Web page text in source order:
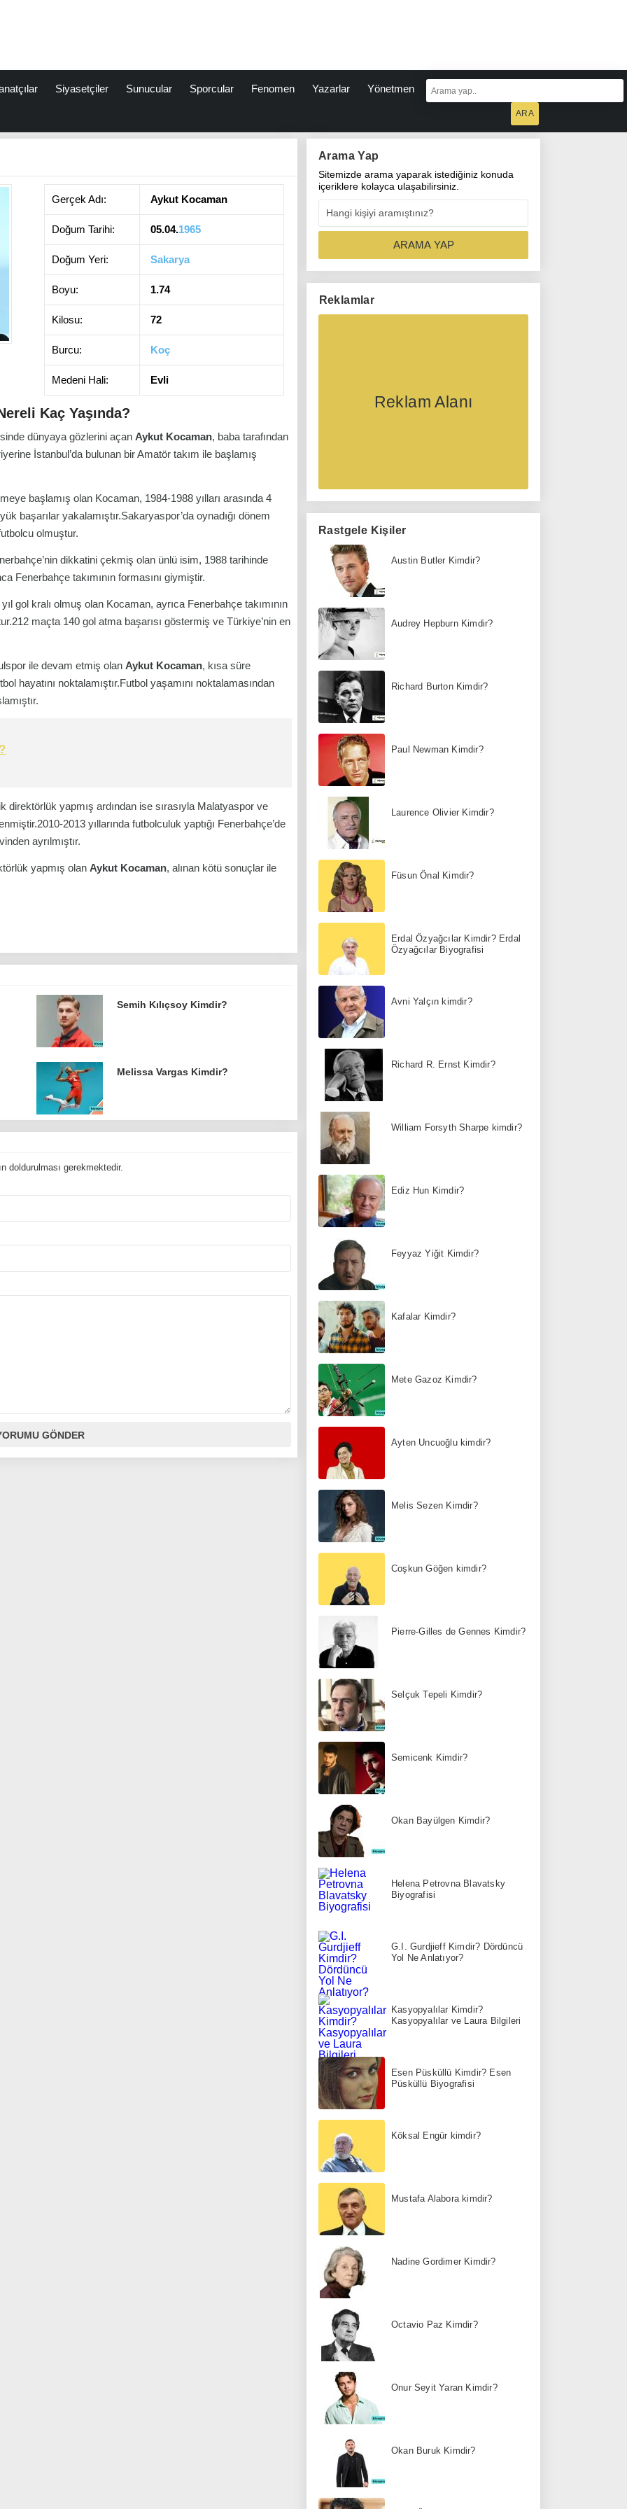
Siyasetçiler Sunucular Sporcular Fenomen Yazarlar Yönetmen
Gerçek Adı: Aykut Kocaman
Doğum Tarihi: 05.04.1965
Doğum Yeri: Sakarya
Boyu: 1.74
Kilosu: 72
Burcu: Koç
Medeni Hali: Evli
Kaç Yaşında?
dünyaya gözlerini açan Aykut Kocaman, baba tarafından
İstanbul’da bulunan bir Amatör takım ile başlamış
başlamış olan Kocaman, 1984-1988 yılları arasında 4
başarılar yakalamıştır.Sakaryaspor’da oynadığı dönem
olmuştur.
dikkatini çekmiş olan ünlü isim, 1988 tarihinde
Fenerbahçe takımının formasını giymiştir.
gol kralı olmuş olan Kocaman, ayrıca Fenerbahçe takımının
maçta 140 gol atma başarısı göstermiş ve Türkiye’nin en
ile devam etmiş olan Aykut Kocaman, kısa süre
hayatını noktalamıştır.Futbol yaşamını noktalamasından
direktörlük yapmış ardından ise sırasıyla Malatyaspor ve
2013 yıllarında futbolculuk yaptığı Fenerbahçe’de
ayrılmıştır.
yapmış olan Aykut Kocaman, alınan kötü sonuçlar ile
Semih Kılıçsoy Kimdir?
Melissa Vargas Kimdir?
doldurulması gerekmektedir.
Arama Yap
Sitemizde arama yaparak istediğiniz konuda
içeriklere kolayca ulaşabilirsiniz.
Reklamlar
Reklam Alanı
Rastgele Kişiler
Austin Butler Kimdir?
Audrey Hepburn Kimdir?
Richard Burton Kimdir?
Paul Newman Kimdir?
Laurence Olivier Kimdir?
Füsun Önal Kimdir?
Erdal Özyağcılar Kimdir? Erdal
Özyağcılar Biyografisi
Avni Yalçın kimdir?
Richard R. Ernst Kimdir?
William Forsyth Sharpe kimdir?
Ediz Hun Kimdir?
Feyyaz Yiğit Kimdir?
Kafalar Kimdir?
Mete Gazoz Kimdir?
Ayten Uncuoğlu kimdir?
Melis Sezen Kimdir?
Coşkun Göğen kimdir?
Pierre-Gilles de Gennes Kimdir?
Selçuk Tepeli Kimdir?
Semicenk Kimdir?
Okan Bayülgen Kimdir?
Helena Petrovna Blavatsky
Biyografisi
G.I. Gurdjieff Kimdir? Dördüncü
Yol Ne Anlatıyor?
Kasyopyalılar Kimdir?
Kasyopyalılar ve Laura Bilgileri
Esen Püsküllü Kimdir? Esen
Püsküllü Biyografisi
Köksal Engür kimdir?
Mustafa Alabora kimdir?
Nadine Gordimer Kimdir?
Octavio Paz Kimdir?
Onur Seyit Yaran Kimdir?
Okan Buruk Kimdir?